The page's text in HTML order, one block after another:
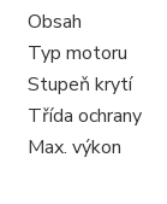
Obsah
Typ motoru
Stupeň krytí
Třída ochrany
Max. výkon